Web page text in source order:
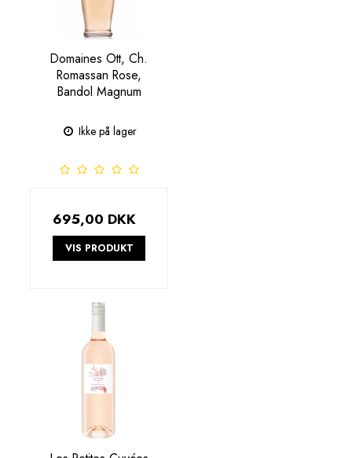
Domaines Ott, Ch.
Romassan Rose,
Bandol Magnum
Ikke på lager
695,00 DKK
VIS PRODUKT